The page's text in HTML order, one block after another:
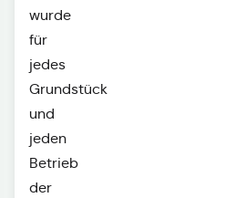
wurde
für
jedes
Grundstück
und
jeden
Betrieb
der